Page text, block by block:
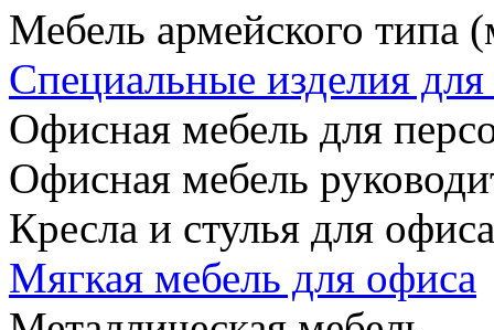
Мебель армейского
Специальные изделия
Офисная мебель для
Офисная мебель
Кресла и стулья для офиса
Мягкая мебель для офиса